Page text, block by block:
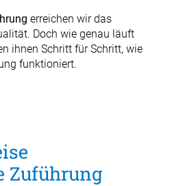
erreichen wir das
Doch wie genau läuft
ihnen Schritt für Schritt, wie
funktioniert.
Zuführung